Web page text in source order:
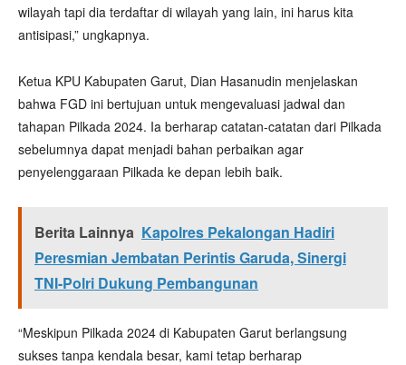
wilayah tapi dia terdaftar di wilayah yang lain, ini harus kita
antisipasi,” ungkapnya.
Ketua KPU Kabupaten Garut, Dian Hasanudin menjelaskan
bahwa FGD ini bertujuan untuk mengevaluasi jadwal dan
tahapan Pilkada 2024. Ia berharap catatan-catatan dari Pilkada
sebelumnya dapat menjadi bahan perbaikan agar
penyelenggaraan Pilkada ke depan lebih baik.
Berita Lainnya Kapolres Pekalongan Hadiri
Peresmian Jembatan Perintis Garuda, Sinergi
TNI-Polri Dukung Pembangunan
“Meskipun Pilkada 2024 di Kabupaten Garut berlangsung
sukses tanpa kendala besar, kami tetap berharap